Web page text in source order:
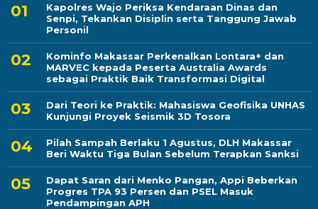
Kapolres Wajo Periksa Kendaraan Dinas dan
Senpi, Tekankan Disiplin serta Tanggung Jawab
Personil
Kominfo Makassar Perkenalkan Lontara+ dan
MARVEC kepada Peserta Australia Awards
sebagai Praktik Baik Transformasi Digital
Dari Teori ke Praktik: Mahasiswa Geofisika UNHAS
Kunjungi Proyek Seismik 3D Tosora
Pilah Sampah Berlaku 1 Agustus, DLH Makassar
Beri Waktu Tiga Bulan Sebelum Terapkan Sanksi
Dapat Saran dari Menko Pangan, Appi Beberkan
Progres TPA 93 Persen dan PSEL Masuk
Pendampingan APH